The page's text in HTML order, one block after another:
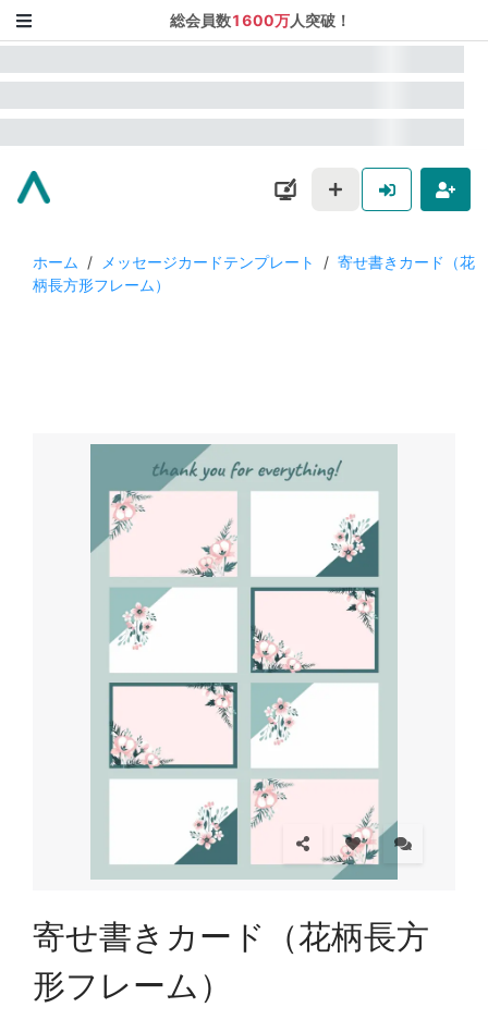
総会員数1600万人突破！
ホーム / メッセージカードテンプレート / 寄せ書きカード（花
柄長方形フレーム）
寄せ書きカード（花柄長方
形フレーム）